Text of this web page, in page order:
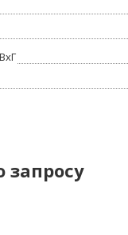
запросу